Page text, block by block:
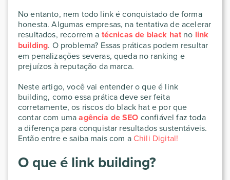
No entanto, nem todo link é conquistado de forma
honesta. Algumas empresas, na tentativa de acelerar
resultados, recorrem a técnicas de black hat no link
building. O problema? Essas práticas podem resultar
em penalizações severas, queda no ranking e
prejuízos à reputação da marca.
Neste artigo, você vai entender o que é link
building, como essa prática deve ser feita
corretamente, os riscos do black hat e por que
contar com umaagência de SEO confiável faz toda
a diferença para conquistar resultados sustentáveis.
Então entre e saiba mais com aChili Digital!
O que é link building?